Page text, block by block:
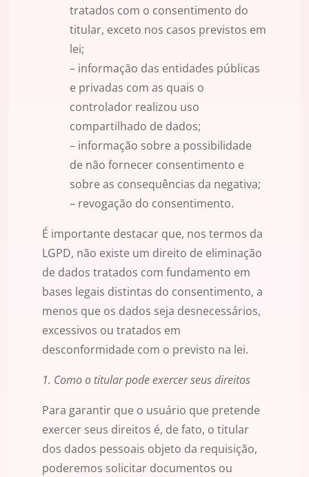
tratados com o consentimento do
titular, exceto nos casos previstos em
lei;
– informação das entidades públicas
e privadas com as quais o
controlador realizou uso
compartilhado de dados;
– informação sobre a possibilidade
de não fornecer consentimento e
sobre as consequências da negativa;
– revogação do consentimento.
É importante destacar que, nos termos da
LGPD, não existe um direito de eliminação
de dados tratados com fundamento em
bases legais distintas do consentimento, a
menos que os dados seja desnecessários,
excessivos ou tratados em
desconformidade com o previsto na lei.
1. Como o titular pode exercer seus direitos
Para garantir que o usuário que pretende
exercer seus direitos é, de fato, o titular
dos dados pessoais objeto da requisição,
poderemos solicitar documentos ou